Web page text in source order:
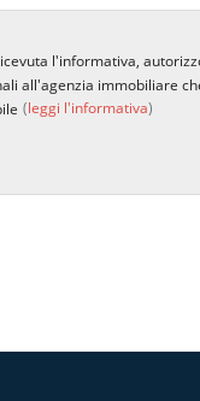
l'informativa,
all'agenzia immobiliare
(leggi l'informativa)